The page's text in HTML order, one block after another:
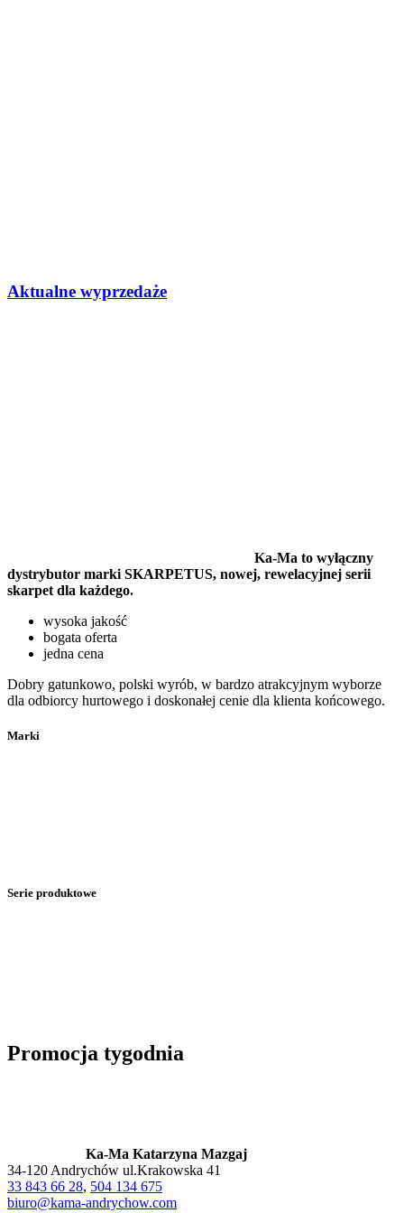
Aktualne wyprzedaże
Ka-Ma to wyłączny
dystrybutor marki SKARPETUS, nowej, rewelacyjnej serii
skarpet dla każdego.
wysoka jakość
bogata oferta
jedna cena
Dobry gatunkowo, polski wyrób, w bardzo atrakcyjnym wyborze
dla odbiorcy hurtowego i doskonałej cenie dla klienta końcowego.
Marki
Serie produktowe
Promocja tygodnia
Ka-Ma Katarzyna Mazgaj
34-120 Andrychów ul.Krakowska 41
33 843 66 28, 504 134 675
biuro@kama-andrychow.com